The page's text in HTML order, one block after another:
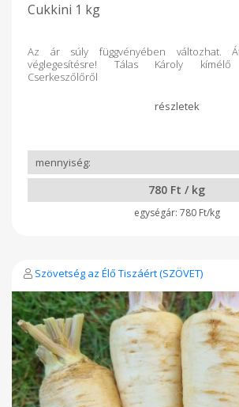
Cukkini 1 kg
Az ár súly függvényében változhat.
véglegesítésre! Tálas Károly kímélő
Cserkeszőlőről
780 Ft / kg
780 Ft/kg
Szövetség az Élő Tiszáért (SZÖVET)